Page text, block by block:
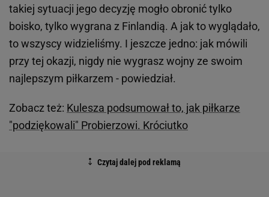
takiej sytuacji jego decyzję mogło obronić tylko
boisko, tylko wygrana z Finlandią. A jak to wyglądało,
to wszyscy widzieliśmy. I jeszcze jedno: jak mówili
przy tej okazji, nigdy nie wygrasz wojny ze swoim
najlepszym piłkarzem - powiedział.
Zobacz też: Kulesza podsumował to, jak piłkarze
"podziękowali" Probierzowi. Króciutko